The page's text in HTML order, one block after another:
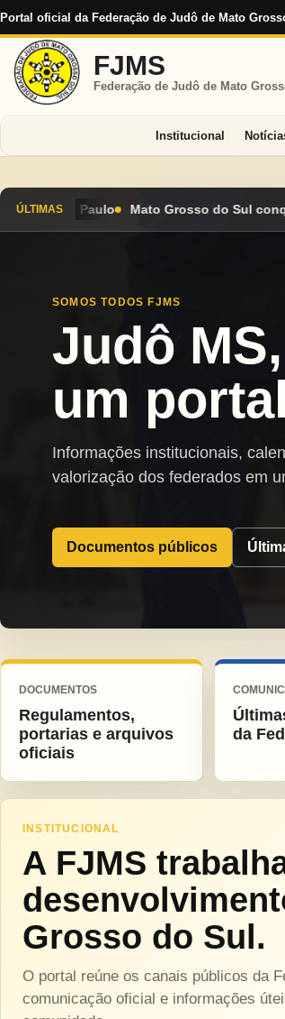
Portal oficial da Federação de Judô de Mato
FJMS
Federação de Judô de Mato
Institucional
ÚLTIMAS
Sul conquista seis medalhas e encerra
SOMOS TODOS FJMS
Judô
um
Informações institucionais,
valorização dos federados em
Documentos públicos
DOCUMENTOS
Regulamentos,
portarias e arquivos
oficiais
da
INSTITUCIONAL
A FJMS
Grosso do Sul.
O portal reúne os canais públicos da
comunicação oficial e informações